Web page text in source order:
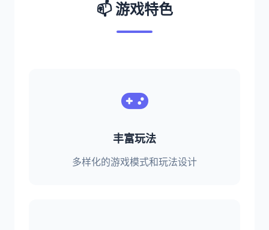
📫 游戏特色
丰富玩法
多样化的游戏模式和玩法设计